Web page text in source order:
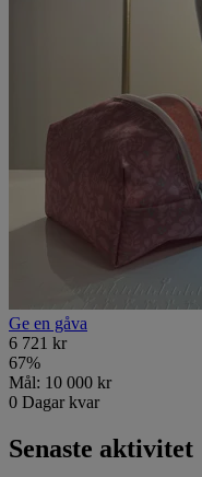
Ge en gåva
6 721 kr
67%
Mål: 10 000 kr
0 Dagar kvar
Senaste aktivitet